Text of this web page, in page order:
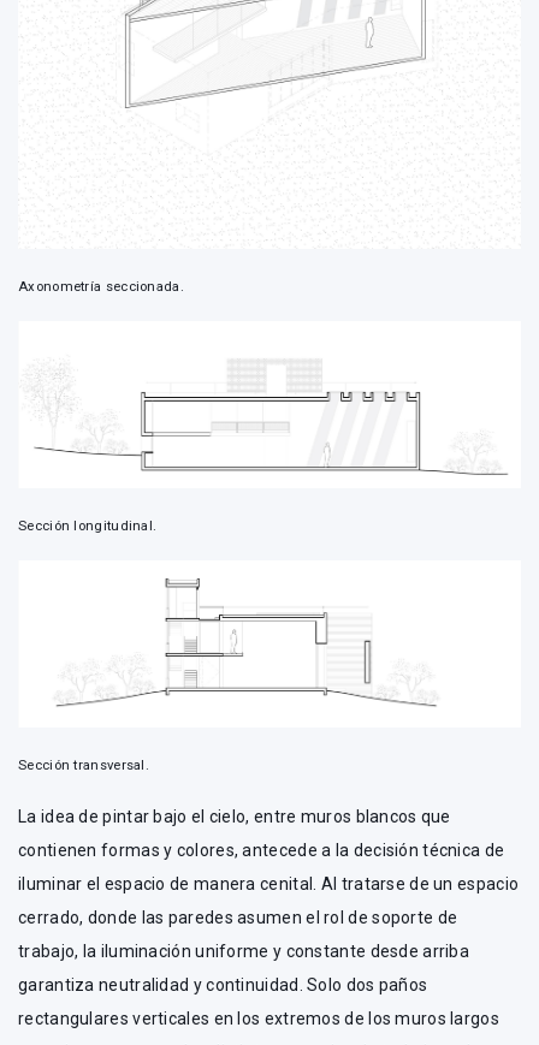
Axonometría seccionada.
Sección longitudinal.
Sección transversal.
La idea de pintar bajo el cielo, entre muros blancos que
contienen formas y colores, antecede a la decisión técnica de
iluminar el espacio de manera cenital. Al tratarse de un espacio
cerrado, donde las paredes asumen el rol de soporte de
trabajo, la iluminación uniforme y constante desde arriba
garantiza neutralidad y continuidad. Solo dos paños
rectangulares verticales en los extremos de los muros largos